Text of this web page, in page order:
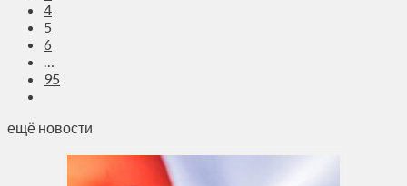
4
5
6
…
95
ещё новости